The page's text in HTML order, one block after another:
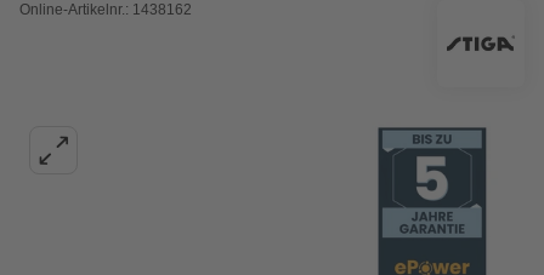
Online-Artikelnr.: 1438162